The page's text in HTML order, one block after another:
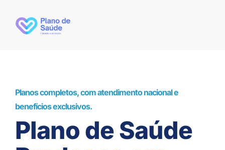
Planos completos, com atendimento nacional e
benefícios exclusivos.
Plano de Saúde